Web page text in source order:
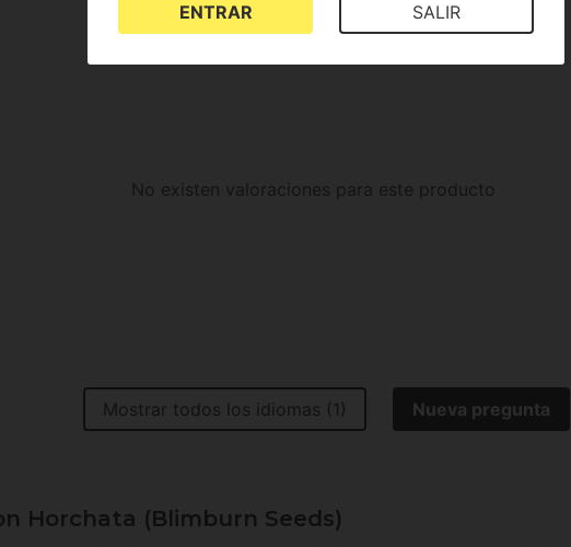
No existen valoraciones para este producto
Mostrar todos los idiomas (1) Nueva pregunta
Horchata (Blimburn Seeds)
ENTRAR SALIR